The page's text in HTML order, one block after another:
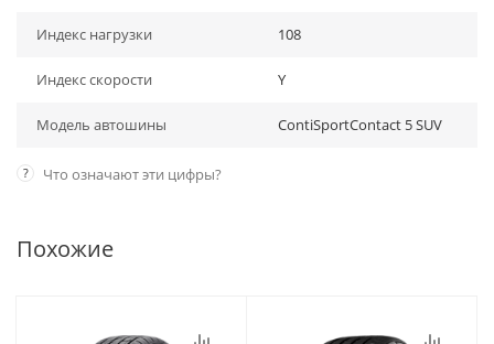
Индекс нагрузки 108
Индекс скорости Y
Модель автошины ContiSportContact 5 SUV
? Что означают эти цифры?
Похожие